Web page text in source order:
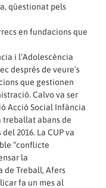
qüestionat pels
en fundacions que
i l’Adolescència
després de veure’s
que gestionen
Calvo va ser
Acció Social Infància
treballat abans de
2016. La CUP va
“conflicte
la
de Treball, Afers
fa un mes al